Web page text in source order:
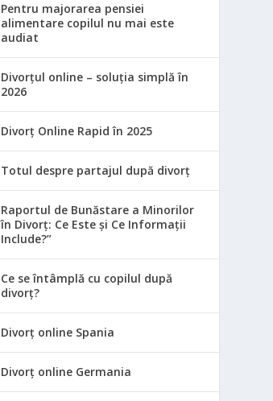
Pentru majorarea pensiei
alimentare copilul nu mai este
audiat
Divorțul online – soluția simplă în
2026
Divorț Online Rapid în 2025
Totul despre partajul după divorț
Raportul de Bunăstare a Minorilor
în Divorț: Ce Este și Ce Informații
Include?”
Ce se întâmplă cu copilul după
divorț?
Divorț online Spania
Divorț online Germania